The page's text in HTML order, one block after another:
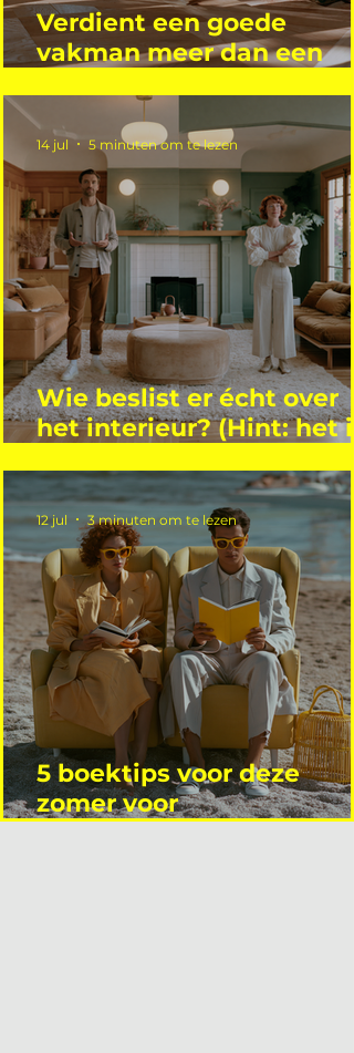
Verdient een goede
vakman meer dan een
Wie beslist er écht over
het interieur? (Hint: het is
14 jul 5 minuten om te lezen
5 boektips voor deze
zomer voor
12 jul 3 minuten om te lezen